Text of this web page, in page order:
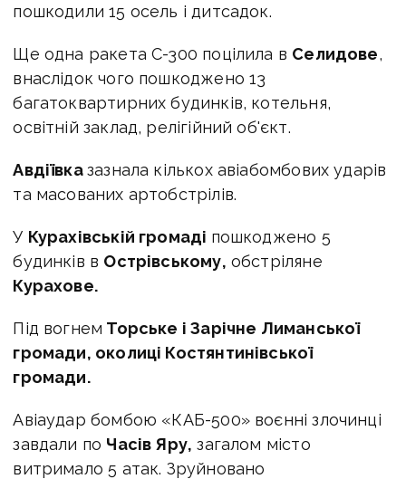
пошкодили 15 осель і дитсадок.
Ще одна ракета С-300 поцілила в Селидове,
внаслідок чого пошкоджено 13
багатоквартирних будинків, котельня,
освітній заклад, релігійний об'єкт.
Авдіївказазнала кількох авіабомбових ударів
та масованих артобстрілів.
У Курахівській громаді пошкоджено 5
будинків в Острівському, обстріляне
Курахове.
Під вогнем Торське і Зарічне Лиманської
громади, околиці Костянтинівської
громади.
Авіаудар бомбою «КАБ-500» воєнні злочинці
завдали по Часів Яру, загалом місто
витримало 5 атак. Зруйновано